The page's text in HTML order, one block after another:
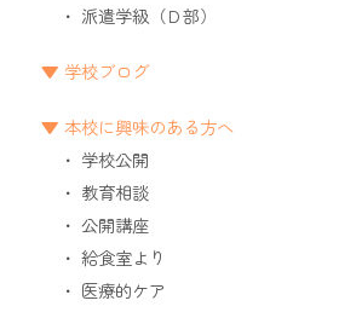
派遣学級（Ｄ部）
学校ブログ
本校に興味のある方へ
学校公開
教育相談
公開講座
給食室より
医療的ケア